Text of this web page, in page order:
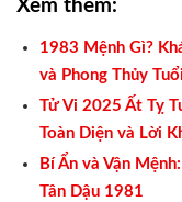
Xem thêm:
1983 Mệnh Gì?
và Phong Thủy
Tử Vi 2025 Ất Tỵ
Toàn Diện và Lời
Bí Ẩn và Vận
Tân Dậu 1981